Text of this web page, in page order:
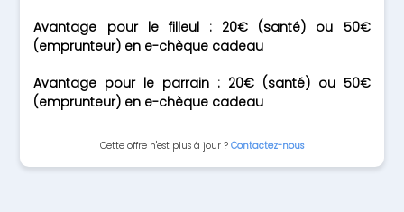
Avantage pour le filleul : 20€ (santé) ou 50€
(emprunteur) en e-chèque cadeau
Avantage pour le parrain : 20€ (santé) ou 50€
(emprunteur) en e-chèque cadeau
Cette offre n'est plus à jour ? Contactez-nous